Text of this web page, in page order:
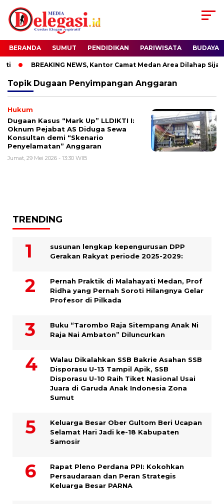
BERANDA SUMUT PENDIDIKAN PARIWISATA BUDAYA
BREAKING NEWS, Kantor Camat Medan Area Dilahap
Topik Dugaan Penyimpangan Anggaran
Hukum
Dugaan Kasus “Mark Up” LLDIKTI I:
Oknum Pejabat AS Diduga Sewa
Konsultan demi “Skenario
Penyelamatan” Anggaran
Jumat, 29 Mei 2026 - 13:30 WIB
TRENDING
susunan lengkap kepengurusan DPP
Gerakan Rakyat periode 2025-2029:
Pernah Praktik di Malahayati Medan, Prof
Ridha yang Pernah Soroti Hilangnya Gelar
Profesor di Pilkada
Buku “Tarombo Raja Sitempang Anak Ni
Raja Nai Ambaton” Diluncurkan
Walau Dikalahkan SSB Bakrie Asahan SSB
Disporasu U-13 Tampil Apik, SSB
Disporasu U-10 Raih Tiket Nasional Usai
Juara di Garuda Anak Indonesia Zona
Sumut
Keluarga Besar Ober Gultom Beri Ucapan
Selamat Hari Jadi ke-18 Kabupaten
Samosir
Rapat Pleno Perdana PPI: Kokohkan
Persaudaraan dan Peran Strategis
Keluarga Besar PARNA